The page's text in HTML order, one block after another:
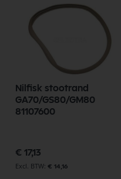
Nilfisk stootrand
GA70/GS80/GM80
81107600
€ 17,13
€ 14,16